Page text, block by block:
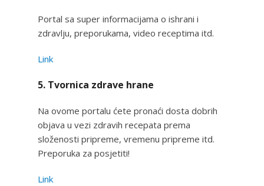
Portal sa super informacijama o ishrani i
zdravlju, preporukama, video receptima itd.
Link
5. Tvornica zdrave hrane
Na ovome portalu ćete pronaći dosta dobrih
objava u vezi zdravih recepata prema
složenosti pripreme, vremenu pripreme itd.
Preporuka za posjetiti!
Link